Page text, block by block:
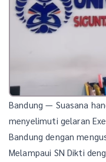
Bandung — Suasana
menyelimuti gelaran
Bandung dengan
Melampaui SN Dikti